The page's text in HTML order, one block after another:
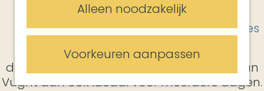
Alleen noodzakelijk
Voorkeuren aanpassen
Vergaderlocaties
Evenementenlocaties
De combinatie van een rijke historie vol
natuurgebieden én een bourgondisch
centrum boordevol eet- en
drinkgelegenheden maakt een bezoek aan
Vught dan ook ideaal voor meerdere dagen.